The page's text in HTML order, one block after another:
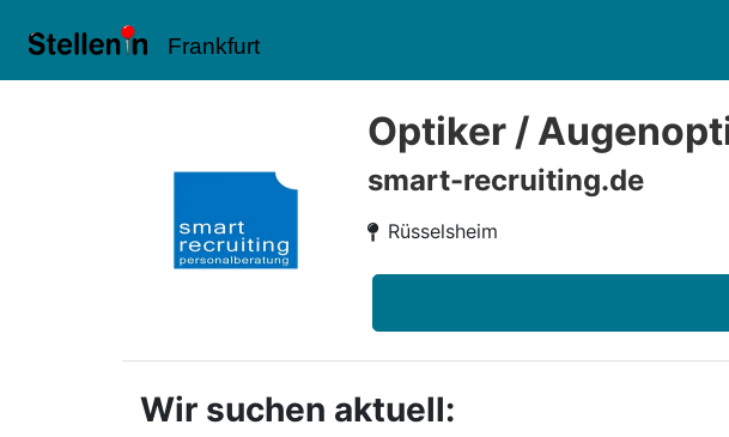
Frankfurt
Optiker /
smart-recruiting.de
Rüsselsheim
Wir suchen aktuell: